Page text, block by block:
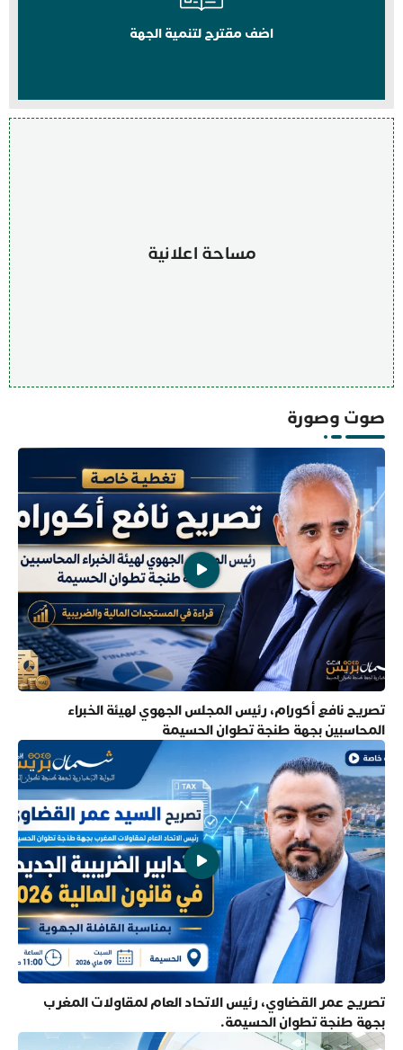
اضف مقترح لتنمية الجهة
مساحة اعلانية
صوت وصورة
تصريح نافع أكورام، رئيس المجلس الجهوي لهيئة الخبراء
المحاسبين بجهة طنجة تطوان الحسيمة
تصريح عمر القضاوي، رئيس الاتحاد العام لمقاولات المغرب
بجهة طنجة تطوان الحسيمة.